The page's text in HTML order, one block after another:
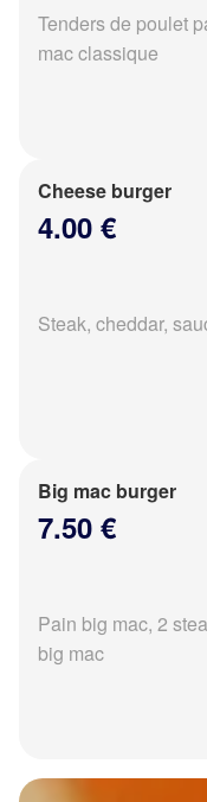
Tenders de poulet
mac classique
Cheese burger
4.00 €
Steak, cheddar,
Big mac burger
7.50 €
Pain big mac, 2
big mac